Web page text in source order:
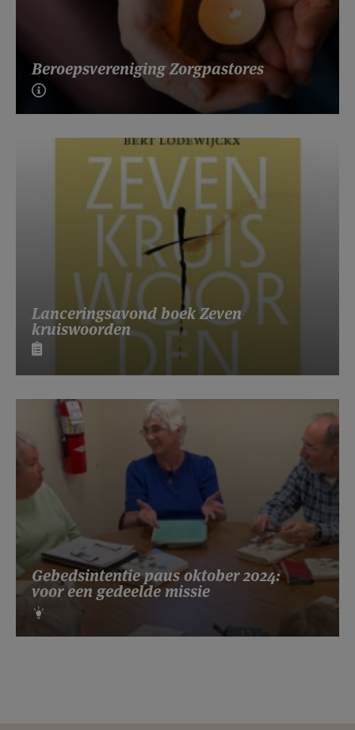
Beroepsvereniging Zorgpastores
Lanceringsavond boek Zeven
kruiswoorden
Gebedsintentie paus oktober 2024:
voor een gedeelde missie